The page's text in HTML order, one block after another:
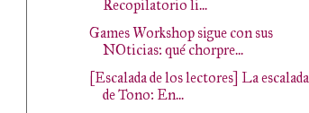
Recopilatorio li...
Games Workshop sigue con sus
NOticias: qué chorpre...
[Escalada de los lectores] La escalada
de Tono: En...